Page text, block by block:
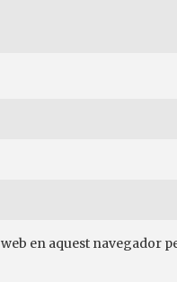
en aquest navegador